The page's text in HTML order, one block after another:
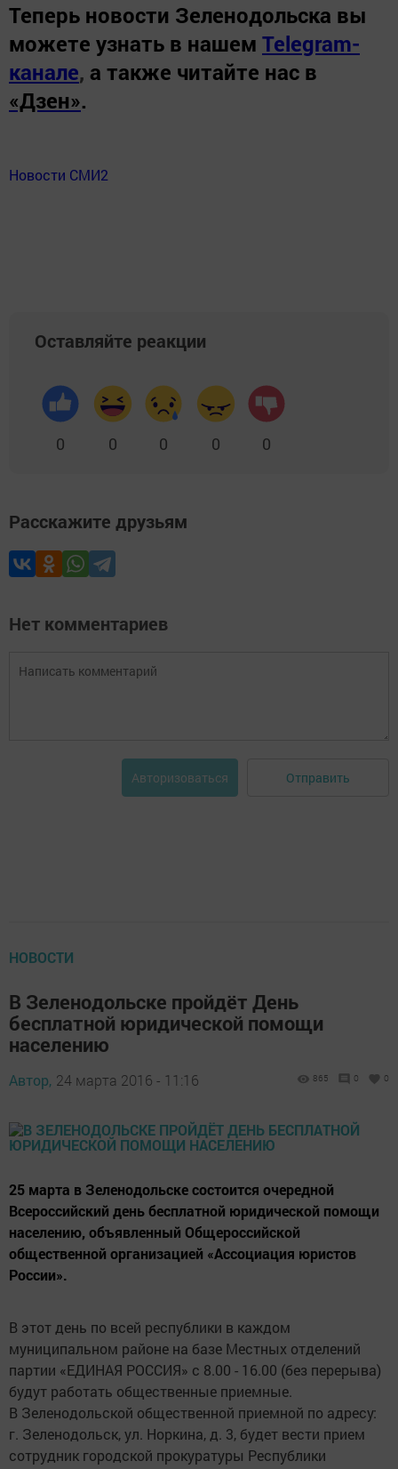
Теперь новости Зеленодольска вы
можете узнать в нашем Telegram-
канале, а также читайте нас в
«Дзен».
Новости СМИ2
Оставляйте реакции
0 0 0 0 0
Расскажите друзьям
Нет комментариев
Авторизоваться Отправить
НОВОСТИ
В Зеленодольске пройдёт День
бесплатной юридической помощи
населению
Автор, 24 марта 2016 - 11:16 865 0 0
25 марта в Зеленодольске состоится очередной
Всероссийский день бесплатной юридической помощи
населению, объявленный Общероссийской
общественной организацией «Ассоциация юристов
России».
В этот день по всей республики в каждом
муниципальном районе на базе Местных отделений
партии «ЕДИНАЯ РОССИЯ» с 8.00 - 16.00 (без перерыва)
будут работать общественные приемные.
В Зеленодольской общественной приемной по адресу:
г. Зеленодольск, ул. Норкина, д. 3, будет вести прием
сотрудник городской прокуратуры Республики